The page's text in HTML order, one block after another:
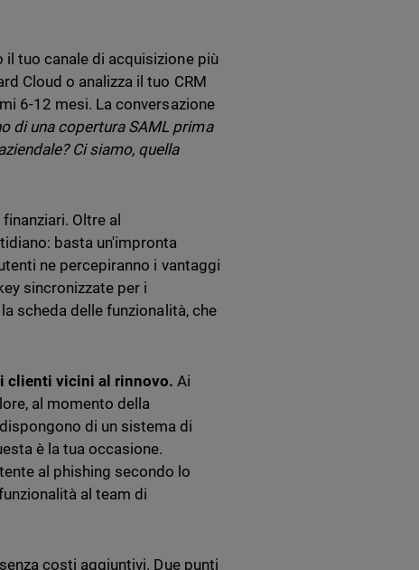
il tuo canale di acquisizione più
Cloud o analizza il tuo CRM
6-12 mesi. La conversazione
di una copertura SAML prima
Ci siamo, quella
Oltre al
basta un'impronta
ne percepiranno i vantaggi
sincronizzate per i
scheda delle funzionalità, che
clienti vicini al rinnovo. Ai
al momento della
di un sistema di
è la tua occasione.
al phishing secondo lo
al team di
costi aggiuntivi. Due punti